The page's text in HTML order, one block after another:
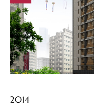
2014